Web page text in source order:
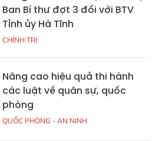
Ban Bí thư đợt 3 đối với BTV
Tỉnh ủy Hà Tĩnh
CHÍNH TRỊ
Nâng cao hiệu quả thi hành
các luật về quân sự, quốc
phòng
QUỐC PHÒNG - AN NINH